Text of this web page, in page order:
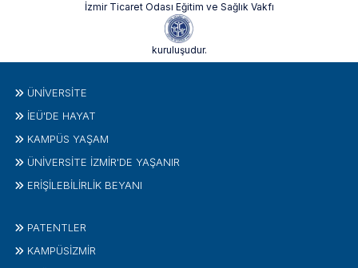
İzmir Ticaret Odası Eğitim ve Sağlık Vakfı
kuruluşudur.
ÜNIVERSITE
İEÜ'DE HAYAT
KAMPÜS YAŞAM
ÜNİVERSİTE İZMİR'DE YAŞANIR
ERİŞİLEBİLİRLİK BEYANI
PATENTLER
KAMPÜSİZMIR